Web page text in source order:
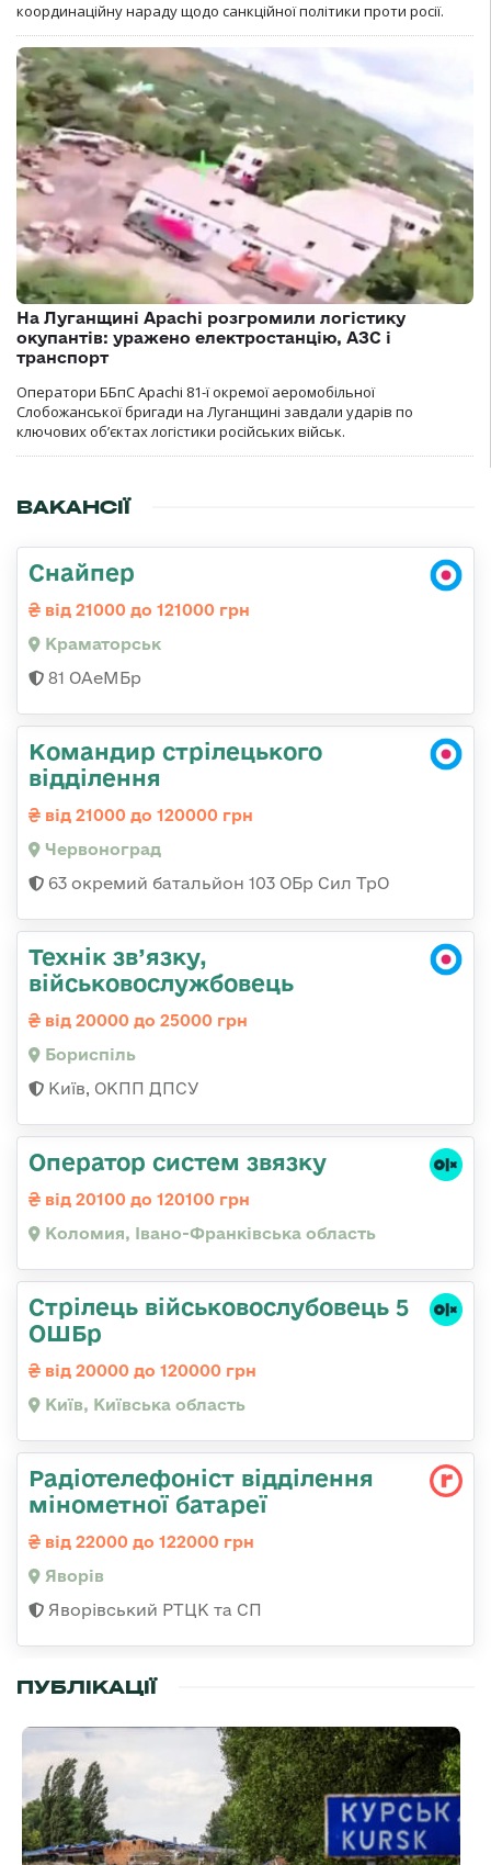
координаційну нараду щодо санкційної політики проти росії.
На Луганщині Apachi розгромили логістику
окупантів: уражено електростанцію, АЗС і
транспорт
Оператори ББпС Apachi 81-ї окремої аеромобільної
Слобожанської бригади на Луганщині завдали ударів по
ключових об’єктах логістики російських військ.
ВАКАНСІЇ
Снайпер
від 21000 до 121000 грн
Краматорськ
81 ОАеМБр
Командир стрілецького
відділення
від 21000 до 120000 грн
Червоноград
63 окремий батальйон 103 ОБр Сил ТрО
Технік зв’язку,
військовослужбовець
від 20000 до 25000 грн
Бориспіль
Київ, ОКПП ДПСУ
Оператор систем звязку
від 20100 до 120100 грн
Коломия, Івано-Франківська область
Стрілець військовослубовець 5
ОШБр
від 20000 до 120000 грн
Київ, Київська область
Радіотелефоніст відділення
мінометної батареї
від 22000 до 122000 грн
Яворів
Яворівський РТЦК та СП
ПУБЛІКАЦІЇ